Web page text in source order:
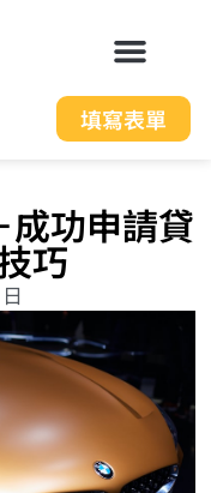
填寫表單
成功申請貸
巧